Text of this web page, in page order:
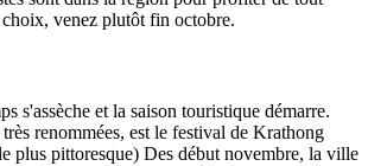
venez plutôt fin octobre.
s'assèche et la saison touristique démarre.
renommées, est le festival de Krathong
plus pittoresque) Des début novembre, la ville